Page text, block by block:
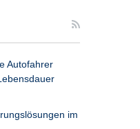
Autofahrer
im